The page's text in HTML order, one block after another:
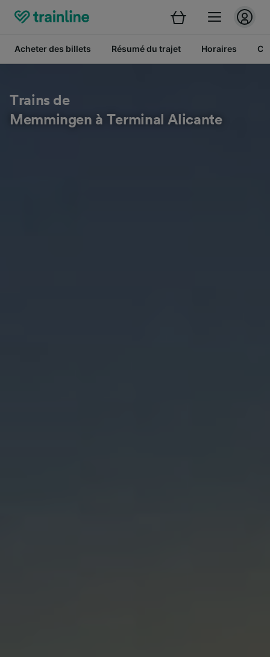
Acheter des billets Résumé du trajet Horaires
Trains de
Memmingen à Terminal Alicante